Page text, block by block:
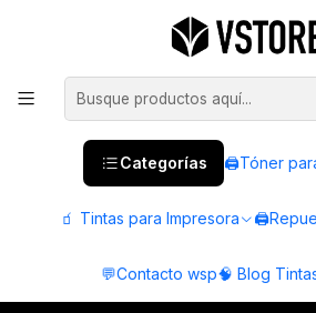
Categorías 🖨️Tóner
🧃 Tintas para Impresora
💬Contacto wsp🧠 Blog